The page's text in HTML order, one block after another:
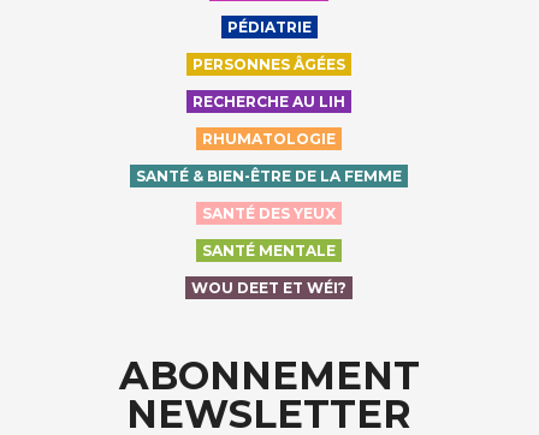
PÉDIATRIE
PERSONNES ÂGÉES
RECHERCHE AU LIH
RHUMATOLOGIE
SANTÉ & BIEN-ÊTRE DE LA FEMME
SANTÉ DES YEUX
SANTÉ MENTALE
WOU DEET ET WÉI?
ABONNEMENT
NEWSLETTER